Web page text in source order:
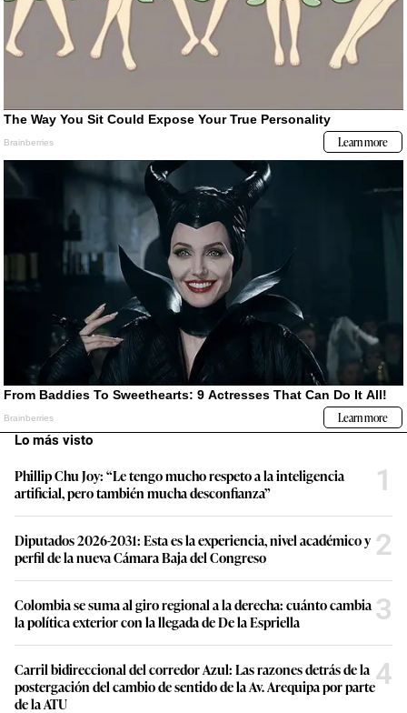
Lo más visto
Phillip Chu Joy: “Le tengo mucho respeto a la inteligencia
artificial, pero también mucha desconfianza”
1
Diputados 2026-2031: Esta es la experiencia, nivel académico y
perfil de la nueva Cámara Baja del Congreso
2
Colombia se suma al giro regional a la derecha: cuánto cambia
la política exterior con la llegada de De la Espriella
3
Carril bidireccional del corredor Azul: Las razones detrás de la
postergación del cambio de sentido de la Av. Arequipa por parte
de la ATU
4